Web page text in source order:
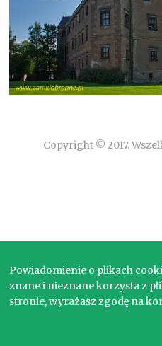
Copyright © 2017.
Powiadomienie o plikach
znane i nieznane korzysta z
stronie, wyrażasz zgodę na